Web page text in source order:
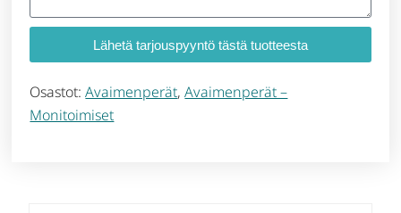
Lähetä tarjouspyyntö tästä tuotteesta
Osastot:Avaimenperät,Avaimenperät –
Monitoimiset